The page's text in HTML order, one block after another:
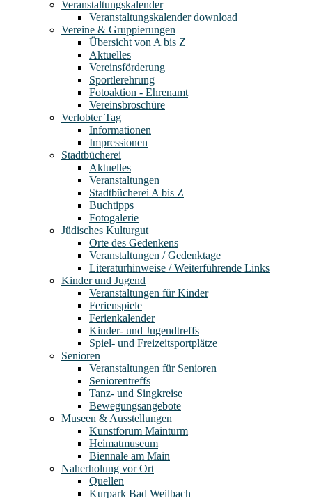
Veranstaltungskalender
Veranstaltungskalender download
Vereine & Gruppierungen
Übersicht von A bis Z
Aktuelles
Vereinsförderung
Sportlerehrung
Fotoaktion - Ehrenamt
Vereinsbroschüre
Verlobter Tag
Informationen
Impressionen
Stadtbücherei
Aktuelles
Veranstaltungen
Stadtbücherei A bis Z
Buchtipps
Fotogalerie
Jüdisches Kulturgut
Orte des Gedenkens
Veranstaltungen / Gedenktage
Literaturhinweise / Weiterführende Links
Kinder und Jugend
Veranstaltungen für Kinder
Ferienspiele
Ferienkalender
Kinder- und Jugendtreffs
Spiel- und Freizeitsportplätze
Senioren
Veranstaltungen für Senioren
Seniorentreffs
Tanz- und Singkreise
Bewegungsangebote
Museen & Ausstellungen
Kunstforum Mainturm
Heimatmuseum
Biennale am Main
Naherholung vor Ort
Quellen
Kurpark Bad Weilbach